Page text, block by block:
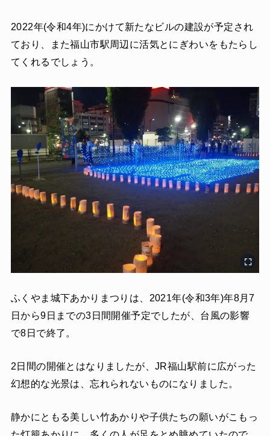
2022年(令和4年)にかけて新たなビルの建設が予定され
ており、また福山市駅周辺に活気とにぎわいをもたらし
てくれるでしょう。
ふくやま城下あかりまつりは、2021年(令和3年)年8月7
日から9日までの3日間開催予定でしたが、台風の影響
で8日で終了。
2日間の開催とはなりましたが、JR福山駅前に広がった
幻想的な光景は、忘れられないものになりました。
静かにともる美しい竹あかりや子供たちの願いがこもっ